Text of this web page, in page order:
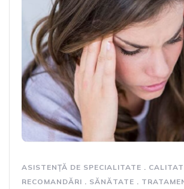
ASISTENȚĂ DE SPECIALITATE
RECOMANDĂRI
SĂNĂTATE